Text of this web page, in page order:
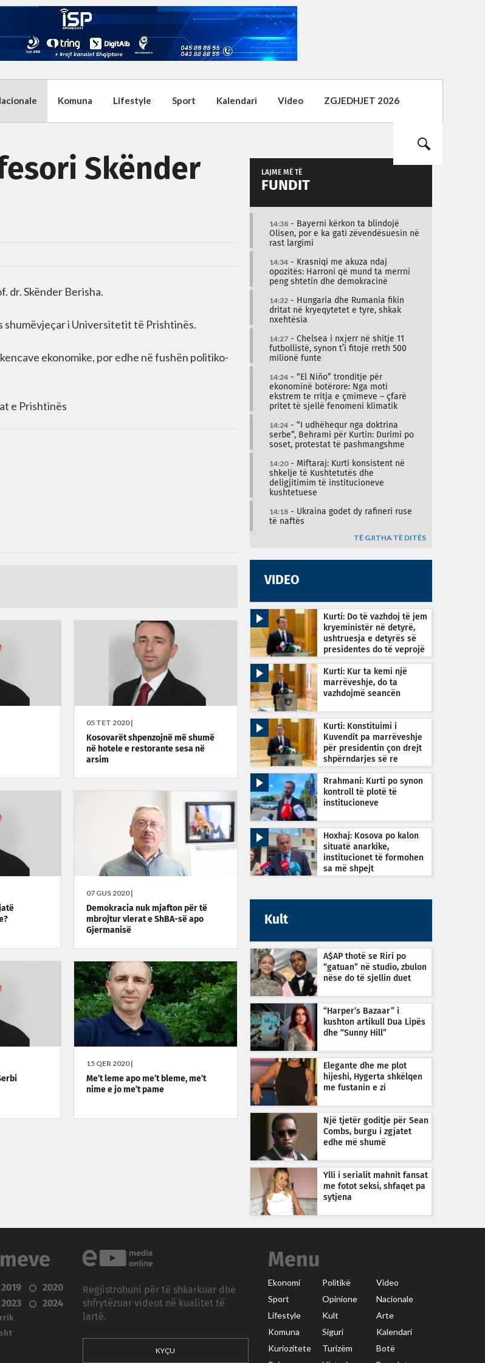
Komuna Lifestyle Sport Kalendari Video ZGJEDHJET 2026
Skënder
dr. Skënder Berisha.
shumëvjeçar i Universitetit të Prishtinës.
ekonomike, por edhe në fushën politiko-
e Prishtinës
05 TET 2020 |
Kosovarët shpenzojnë më shumë
në hotele e restorante sesa në
arsim
07 GUS 2020 |
Demokracia nuk mjafton për të
mbrojtur vlerat e ShBA-së apo
Gjermanisë
15 QER 2020 |
Me’t leme apo me’t bleme, me’t
nime e jo me’t pame
LAJME MË TË
FUNDIT
14:38 - Bayerni kërkon ta blindojë
Olisen, por e ka gati zëvendësuesin në
rast largimi
14:34 - Krasniqi me akuza ndaj
opozitës: Harroni që mund ta merrni
peng shtetin dhe demokracinë
14:32 - Hungaria dhe Rumania fikin
dritat në kryeqytetet e tyre, shkak
nxehtësia
14:27 - Chelsea i nxjerr në shitje 11
futbollistë, synon t’i fitojë rreth 500
milionë funte
14:24 - “El Niño” tronditje për
ekonominë botërore: Nga moti
ekstrem te rritja e çmimeve – çfarë
pritet të sjellë fenomeni klimatik
14:24 - “I udhëhequr nga doktrina
serbe”, Behrami për Kurtin: Durimi po
soset, protestat të pashmangshme
14:20- Miftaraj: Kurti konsistent në
shkelje të Kushtetutës dhe
deligjitimim të institucioneve
kushtetuese
14:18 - Ukraina godet dy rafineri ruse
të naftës
TË GJITHA TË DITËS
VIDEO
Kurti: Do të vazhdoj të jem
kryeministër në detyrë,
ushtruesja e detyrës së
presidentes do të veprojë
Kurti: Kur ta kemi një
marrëveshje, do ta
vazhdojmë seancën
Kurti: Konstituimi i
Kuvendit pa marrëveshje
për presidentin çon drejt
shpërndarjes së re
Rrahmani: Kurti po synon
kontroll të plotë të
institucioneve
Hoxhaj: Kosova po kalon
situatë anarkike,
institucionet të formohen
sa më shpejt
Kult
A$AP thotë se Riri po
“gatuan” në studio, zbulon
nëse do të sjellin duet
“Harper’s Bazaar” i
kushton artikull Dua Lipës
dhe “Sunny Hill”
Elegante dhe me plot
hijeshi, Hygerta shkëlqen
me fustanin e zi
Një tjetër goditje për Sean
Combs, burgu i zgjatet
edhe më shumë
Ylli i serialit mahnit fansat
me fotot seksi, shfaqet pa
sytjena
2019
2020
2023
2024
Regjistrohuni për të shkarkuar dhe
shfrytëzuar videot në kualitet të
lartë.
KYÇU
Menu
Ekonomi Politikë
Video
Sport
Opinione
Nacionale
Lifestyle
Kult
Arte
Komuna
Siguri
Kalendari
Kuriozitete
Turizëm
Botë